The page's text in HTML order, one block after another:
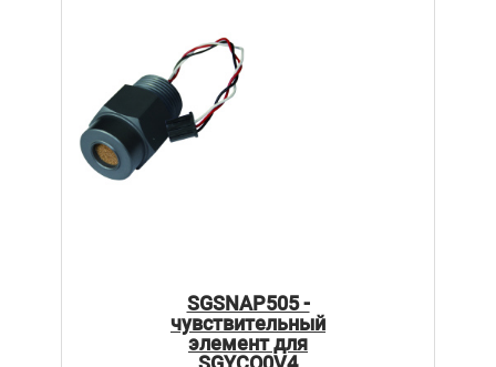
SGSNAP505 -
чувствительный
элемент для